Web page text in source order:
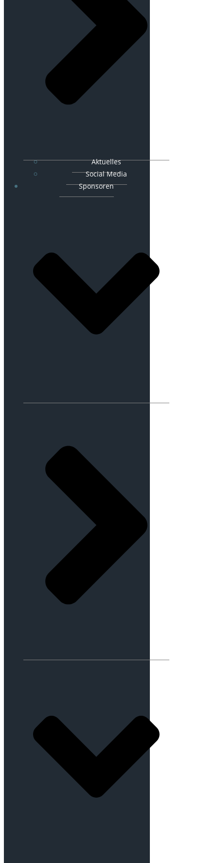
Aktuelles
Social Media
Sponsoren